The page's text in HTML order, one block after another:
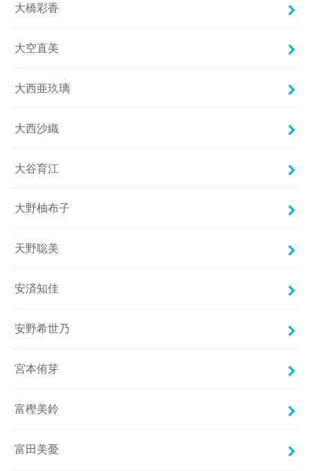
大橋彩香
大空直美
大西亜玖璃
大西沙織
大谷育江
大野柚布子
天野聡美
安済知佳
安野希世乃
宮本侑芽
富樫美鈴
富田美憂